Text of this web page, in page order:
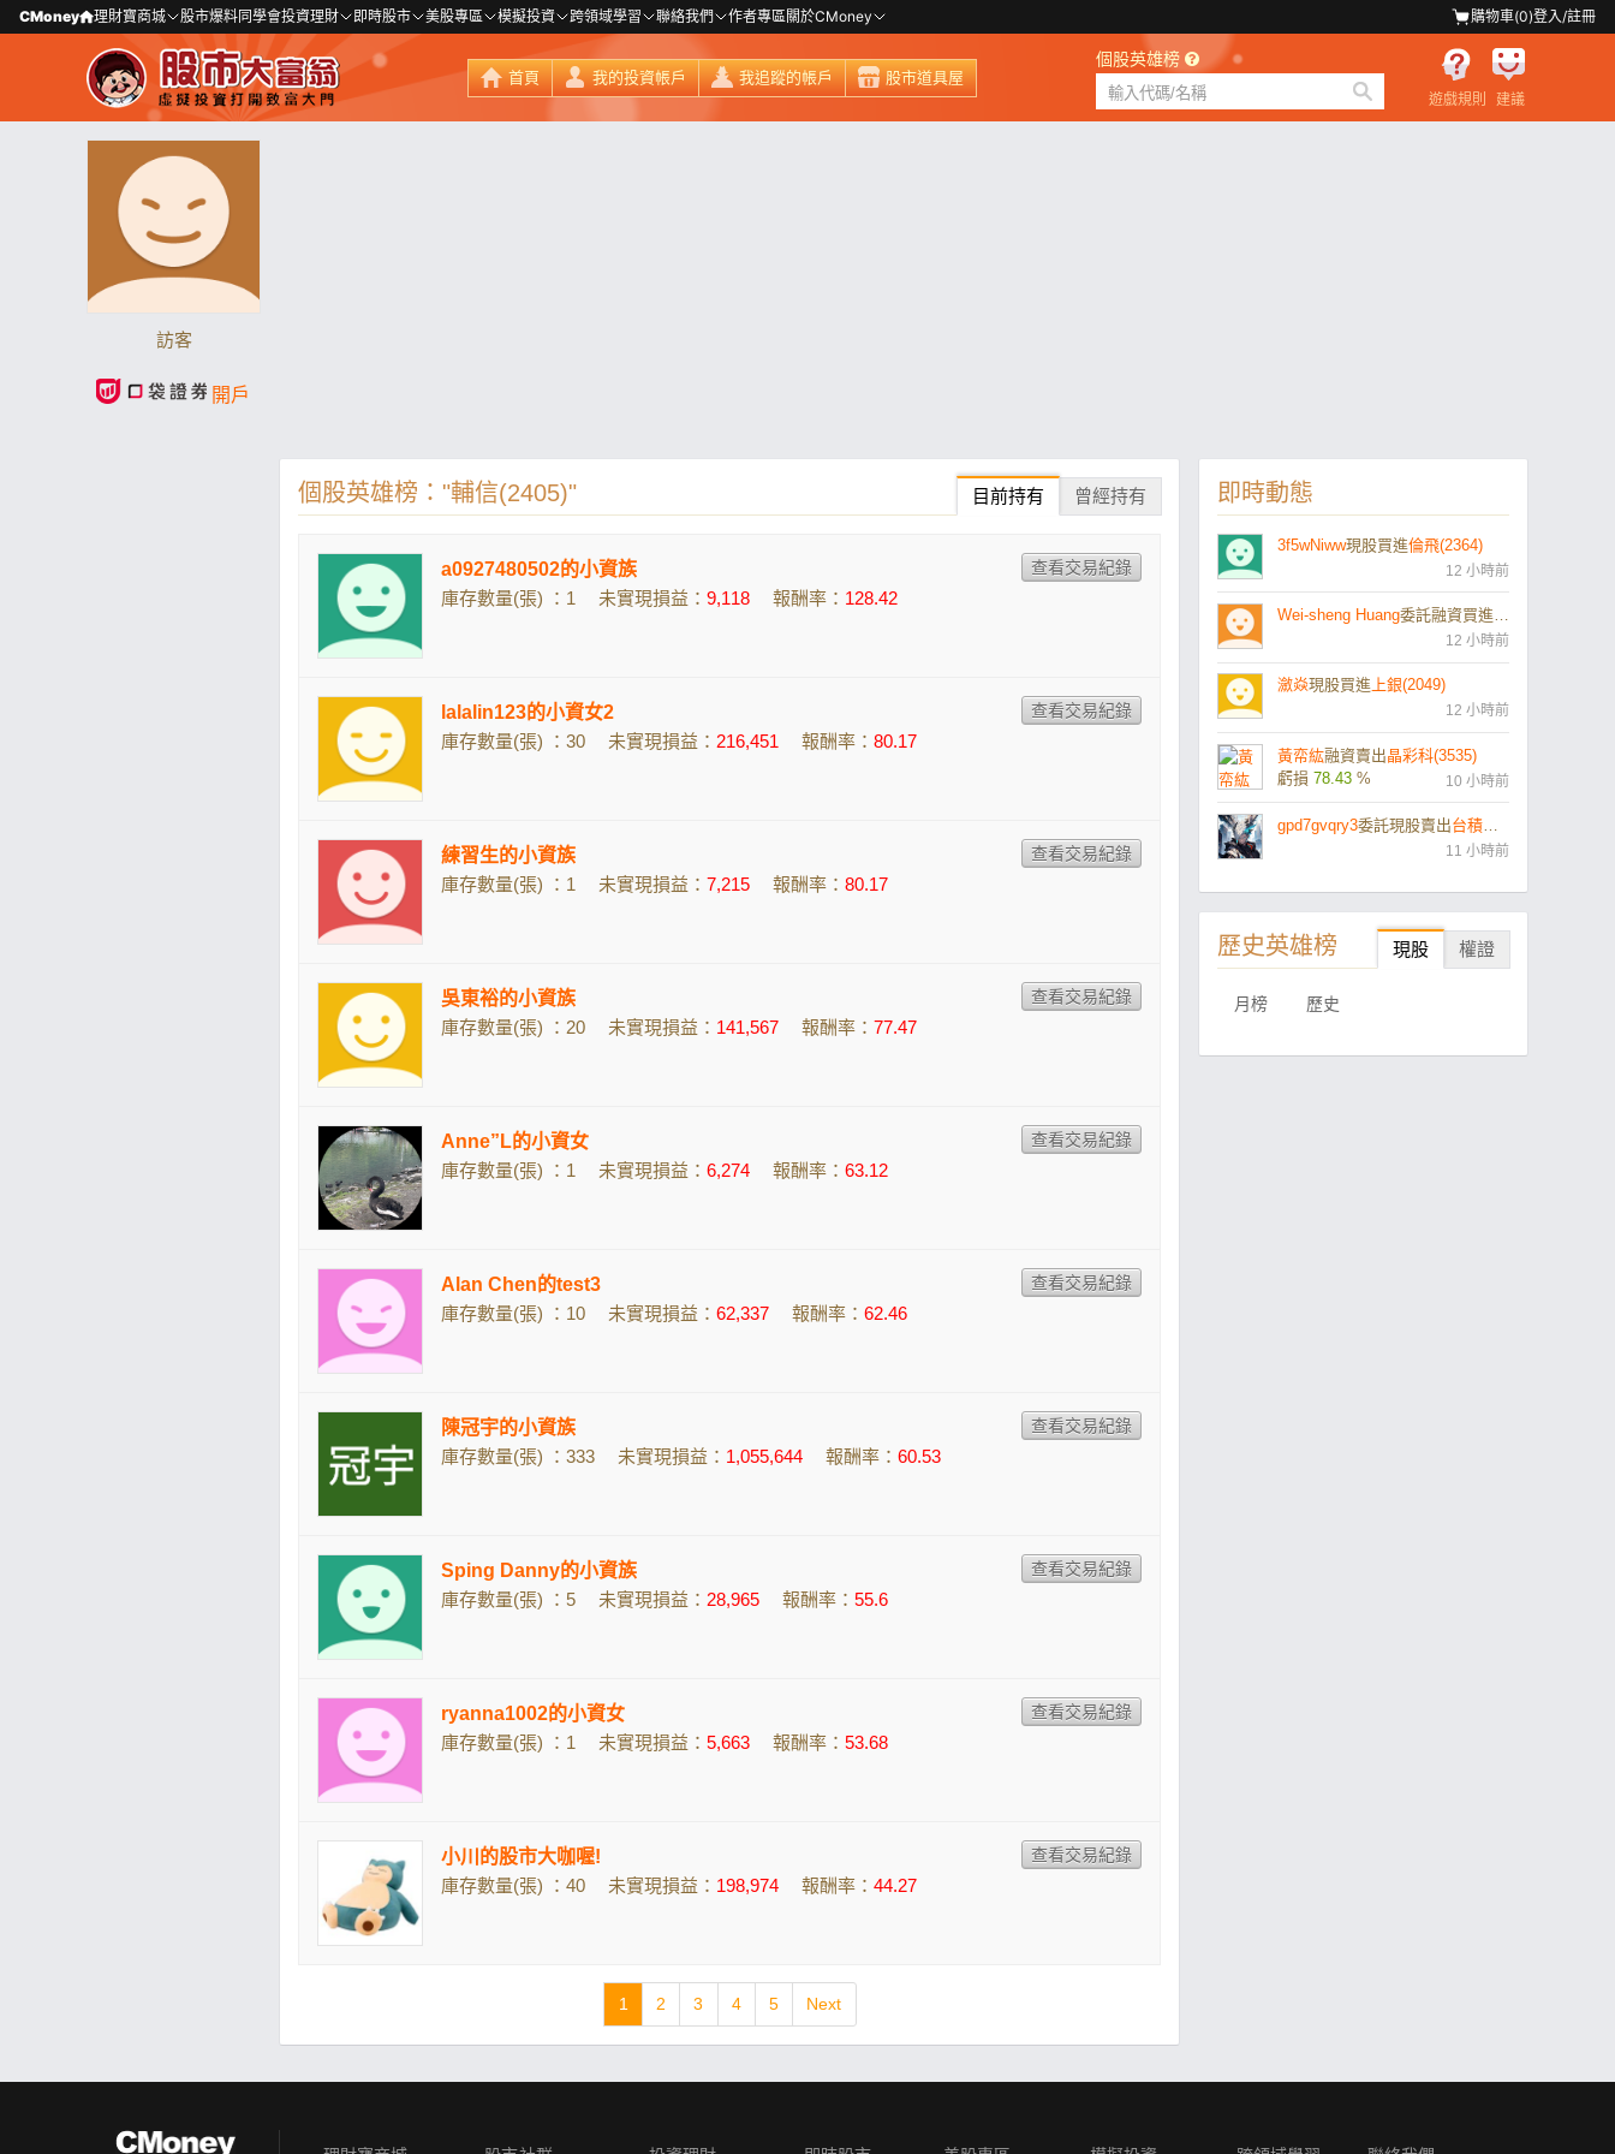
CMoney 理財寶商城 股市爆料同學會投資理財 即時股市 美股專區 模擬投資 跨領域學習 聯絡我們 作者專區關於CMoney 購物車(0)登入/註冊
首頁 我的投資帳戶 我追蹤的帳戶 股市道具屋
個股英雄榜
遊戲規則 建議
訪客
開戶
個股英雄榜："輔信(2405)" 目前持有 曾經持有
a0927480502的小資族
庫存數量(張) ：1
未實現損益： 9,118 報酬率： 128.42
lalalin123的小資女2
庫存數量(張) ：30
未實現損益： 216,451 報酬率： 80.17
練習生的小資族
庫存數量(張) ：1
未實現損益： 7,215 報酬率： 80.17
吳東裕的小資族
庫存數量(張) ：20
未實現損益： 141,567 報酬率： 77.47
Anne”L的小資女
庫存數量(張) ：1
未實現損益： 6,274 報酬率： 63.12
Alan Chen的test3
庫存數量(張) ：10
未實現損益： 62,337 報酬率： 62.46
陳冠宇的小資族
庫存數量(張) ：333
未實現損益： 1,055,644 報酬率： 60.53
Sping Danny的小資族
庫存數量(張) ：5
未實現損益： 28,965 報酬率： 55.6
ryanna1002的小資女
庫存數量(張) ：1
未實現損益： 5,663 報酬率： 53.68
小川的股市大咖喔!
庫存數量(張) ：40
未實現損益： 198,974 報酬率： 44.27
1 2 3 4 5 Next
即時動態
3f5wNiww現股買進倫飛(2364)
12 小時前
Wei-sheng Huang委託融資買進
12 小時前
瀲焱現股買進 上銀(2049)
12 小時前
黃帟紘融資賣出晶彩科(3535)
虧損 78.43 % 10 小時前
gpd7gvqry3委託現股賣出台積電凱基58購10(031645)
11 小時前
歷史英雄榜 現股 權證
月榜 歷史